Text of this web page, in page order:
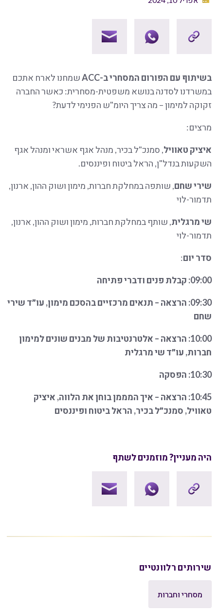
בשיתוף עם הפורום המסחרי ב-ACC
שמחנו לארח אתכם
במשרדנו לסדנה בנושא משפטית-מסחרית: כאשר החברה
זקוקה למימון – מה צריך היומ"ש הפנימי לדעת?
מרצים:
איציק טאוויל, סמנכ"ל בכיר, מנהל אגף אשראי ומנהל אגף
השקעות בנדל"ן, הראל ביטוח ופיננסים.
שירי שחם, שותפה במחלקת חברות, מימון ושוק ההון, ארנון,
תדמור-לוי
שי מרגלית, שותף במחלקת חברות, מימון ושוק ההון, ארנון,
תדמור-לוי
סדר יום:
09:00: קבלת פנים ודברי פתיחה
09:30: הרצאה – תנאים מרכזיים בהסכם מימון, עו״ד שירי
שחם
10:00: הרצאה – אלטרנטיבות של מבנים שונים למימון
חברות, עו״ד שי מרגלית
10:30: הפסקה
10:45: הרצאה – איך המממן בוחן את הלווה, איציק
טאוויל, סמנכ״ל בכיר, הראל ביטוח ופיננסים
היה מעניין? מוזמנים לשתף
שירותים רלוונטיים
מסחרי וחברות